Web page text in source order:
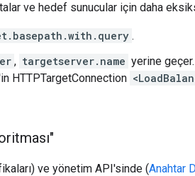
ve hedef sunucular için daha
.
, targetserver.name yerine geçer.
HTTPTargetConnection
ve yönetim API'sinde (Anahtar